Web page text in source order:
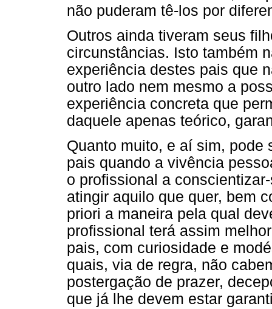
não puderam tê-los por
Outros ainda tiveram seus
circunstâncias. Isto também
experiência destes pais que
outro lado nem mesmo a
experiência concreta que
daquele apenas teórico,
Quanto muito, e aí sim, pode
pais quando a vivência
o profissional a
atingir aquilo que quer, bem
priori a maneira pela qual
profissional terá assim
pais, com curiosidade e
quais, via de regra, não
postergação de prazer,
que já lhe devem estar